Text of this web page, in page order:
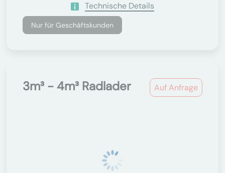
Technische Details
Nur für Geschäftskunden
Auf Anfrage
3m³ - 4m³ Radlader